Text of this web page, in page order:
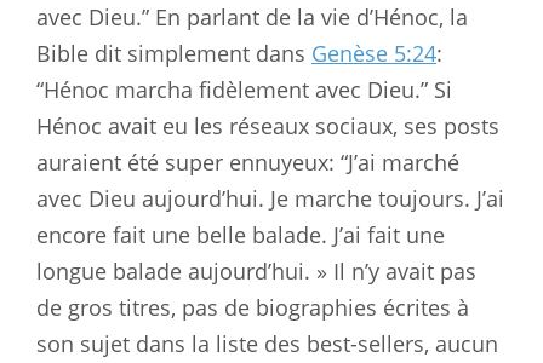
avec Dieu.” En parlant de la vie d’Hénoc, la
Bible dit simplement dans Genèse 5:24:
“Hénoc marcha fidèlement avec Dieu.” Si
Hénoc avait eu les réseaux sociaux, ses posts
auraient été super ennuyeux: “J’ai marché
avec Dieu aujourd’hui. Je marche toujours. J’ai
encore fait une belle balade. J’ai fait une
longue balade aujourd’hui. » Il n’y avait pas
de gros titres, pas de biographies écrites à
son sujet dans la liste des best-sellers, aucun